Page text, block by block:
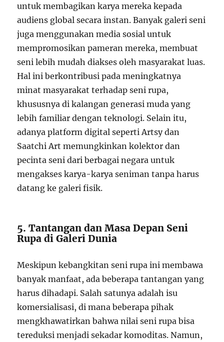
untuk membagikan karya mereka kepada
audiens global secara instan. Banyak galeri seni
juga menggunakan media sosial untuk
mempromosikan pameran mereka, membuat
seni lebih mudah diakses oleh masyarakat luas.
Hal ini berkontribusi pada meningkatnya
minat masyarakat terhadap seni rupa,
khususnya di kalangan generasi muda yang
lebih familiar dengan teknologi. Selain itu,
adanya platform digital seperti Artsy dan
Saatchi Art memungkinkan kolektor dan
pecinta seni dari berbagai negara untuk
mengakses karya-karya seniman tanpa harus
datang ke galeri fisik.
5. Tantangan dan Masa Depan Seni
Rupa di Galeri Dunia
Meskipun kebangkitan seni rupa ini membawa
banyak manfaat, ada beberapa tantangan yang
harus dihadapi. Salah satunya adalah isu
komersialisasi, di mana beberapa pihak
mengkhawatirkan bahwa nilai seni rupa bisa
tereduksi menjadi sekadar komoditas. Namun,